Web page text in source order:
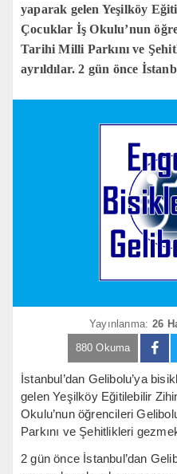
yaparak gelen Yeşilköy
Çocuklar İş Okulu’nun
Tarihi Milli Parkını ve
ayrıldılar. 2 gün önce
Yayınlanma: 26
880 Okuma
İstanbul’dan Gelibolu’ya
gelen Yeşilköy Eğitilebilir
Okulu’nun öğrencileri
Parkını ve Şehitlikleri
2 gün önce İstanbul’dan